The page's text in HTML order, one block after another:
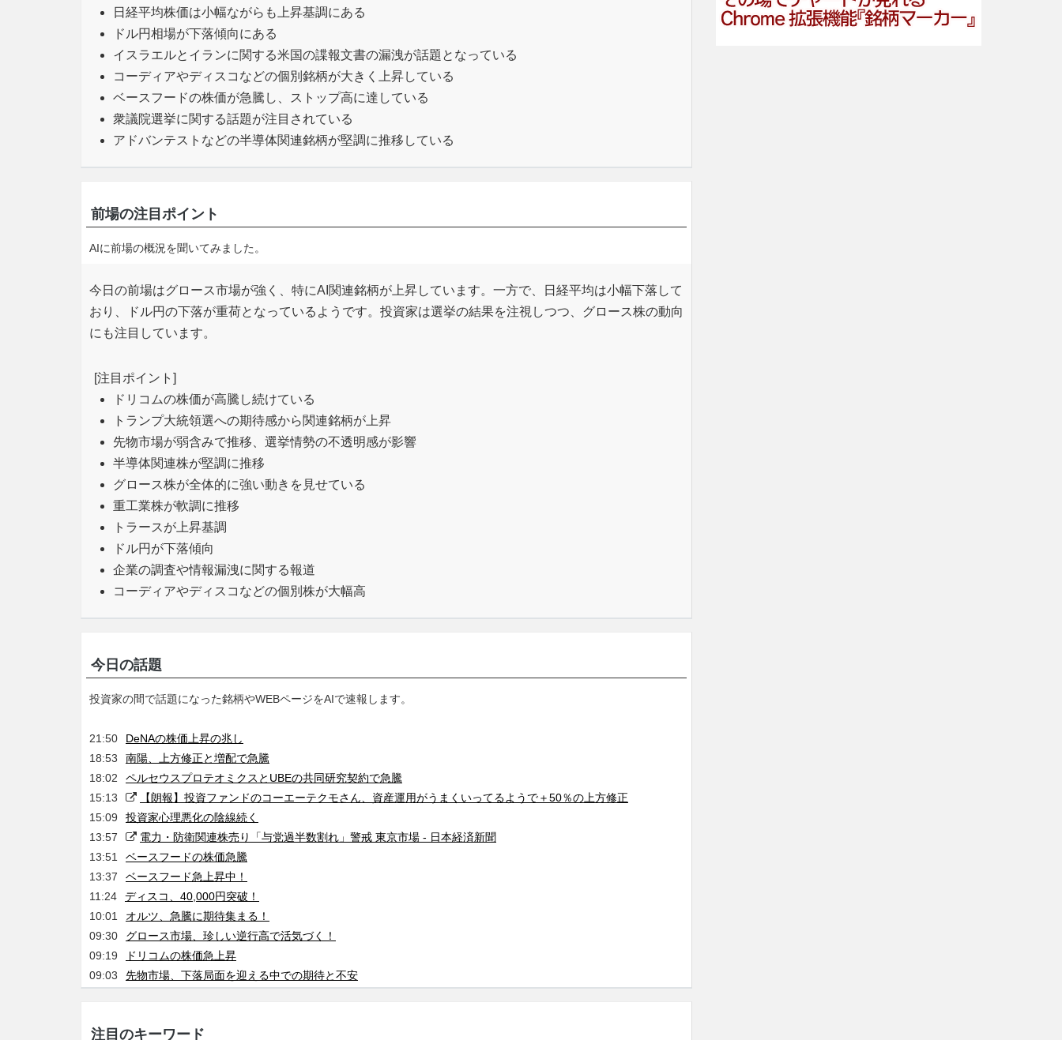
日経平均株価は小幅ながらも上昇基調にある
ドル円相場が下落傾向にある
イスラエルとイランに関する米国の諜報文書の漏洩が話題となっている
コーディアやディスコなどの個別銘柄が大きく上昇している
ベースフードの株価が急騰し、ストップ高に達している
衆議院選挙に関する話題が注目されている
アドバンテストなどの半導体関連銘柄が堅調に推移している
前場の注目ポイント
AIに前場の概況を聞いてみました。
今日の前場はグロース市場が強く、特にAI関連銘柄が上昇しています。一方で、日経平均は小幅下落して
おり、ドル円の下落が重荷となっているようです。投資家は選挙の結果を注視しつつ、グロース株の動向
にも注目しています。
[注目ポイント]
ドリコムの株価が高騰し続けている
トランプ大統領選への期待感から関連銘柄が上昇
先物市場が弱含みで推移、選挙情勢の不透明感が影響
半導体関連株が堅調に推移
グロース株が全体的に強い動きを見せている
重工業株が軟調に推移
トラースが上昇基調
ドル円が下落傾向
企業の調査や情報漏洩に関する報道
コーディアやディスコなどの個別株が大幅高
今日の話題
投資家の間で話題になった銘柄やWEBページをAIで速報します。
21:50
DeNAの株価上昇の兆し
18:53
南陽、上方修正と増配で急騰
18:02
ペルセウスプロテオミクスとUBEの共同研究契約で急騰
15:13
【朗報】投資ファンドのコーエーテクモさん、資産運用がうまくいってるようで＋50％の上方修正
15:09
投資家心理悪化の陰線続く
13:57
電力・防衛関連株売り「与党過半数割れ」警戒 東京市場 - 日本経済新聞
13:51
ベースフードの株価急騰
13:37
ベースフード急上昇中！
11:24
ディスコ、40,000円突破！
10:01
オルツ、急騰に期待集まる！
09:30
グロース市場、珍しい逆行高で活気づく！
09:19
ドリコムの株価急上昇
09:03
先物市場、下落局面を迎える中での期待と不安
注目のキーワード